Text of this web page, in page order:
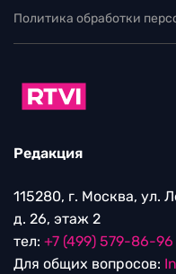
Политика обработки
Редакция
115280, г. Москва, ул.
д. 26, этаж 2
тел: +7 (499) 579-86-96
Для общих вопросов: